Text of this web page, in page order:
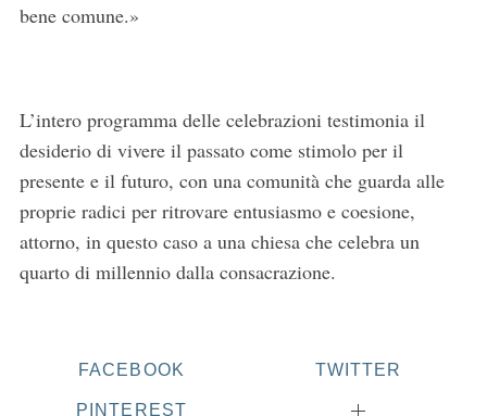
bene comune.»
L’intero programma delle celebrazioni testimonia il
desiderio di vivere il passato come stimolo per il
presente e il futuro, con una comunità che guarda alle
proprie radici per ritrovare entusiasmo e coesione,
attorno, in questo caso a una chiesa che celebra un
quarto di millennio dalla consacrazione.
FACEBOOK TWITTER
PINTEREST
h